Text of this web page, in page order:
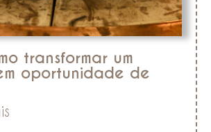
transformar um
oportunidade de